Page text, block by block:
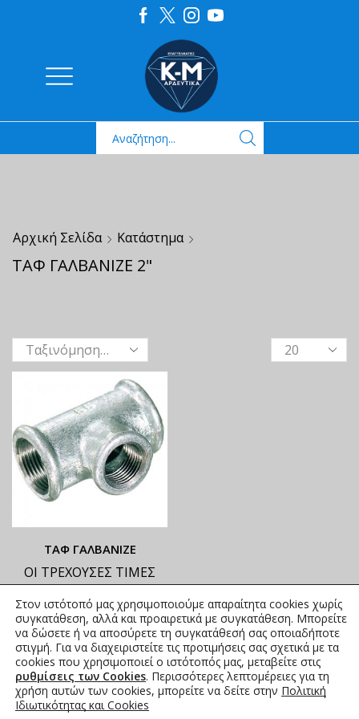
Αρχική Σελίδα Κατάστημα
ΤΑΦ ΓΑΛΒΑΝΙΖΕ 2"
ΤΑΦ ΓΑΛΒΑΝΙΖΕ
ΟΙ ΤΡΕΧΟΥΣΕΣ ΤΙΜΕΣ
ΑΝΗΡΤΗΜΕΝΟ PDF
1,98€–132,93€ συμπ.
Φ.Π.Α.
Στον ιστότοπό μας χρησιμοποιούμε απαραίτητα cookies χωρίς
συγκατάθεση, αλλά και προαιρετικά με συγκατάθεση. Μπορείτε
να δώσετε ή να αποσύρετε τη συγκατάθεσή σας οποιαδήποτε
στιγμή. Για να διαχειριστείτε τις προτιμήσεις σας σχετικά με τα
cookies που χρησιμοποιεί ο ιστότοπός μας, μεταβείτε στις
ρυθμίσεις των Cookies. Περισσότερες λεπτομέρειες για τη
χρήση αυτών των cookies, μπορείτε να δείτε στην Πολιτική
Ιδιωτικότητας και Cookies